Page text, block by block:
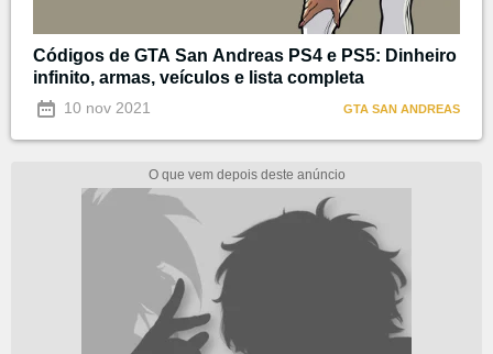
Códigos de GTA San Andreas PS4 e PS5: Dinheiro
infinito, armas, veículos e lista completa
10 nov 2021 GTA SAN ANDREAS